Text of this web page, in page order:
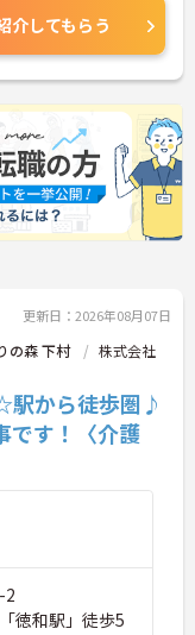
土日
り、
。ま
れる
数な
一人
場で
介してもらう
更新日：2026年08月07日
の森 下村
株式会社
駅から徒歩圏♪
です！〈介護
2
徳和駅」徒歩5